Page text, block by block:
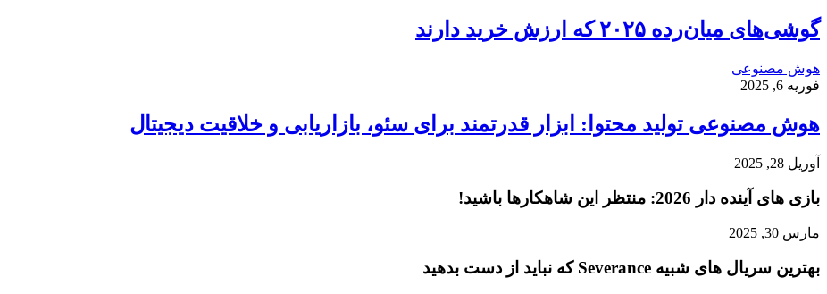
گوشی‌های میان‌رده ۲۰۲۵ که ارزش خرید دارند
هوش مصنوعی
فوریه 6, 2025
هوش مصنوعی تولید محتوا: ابزار قدرتمند برای سئو، بازاریابی و خلاقیت دیجیتال
آوریل 28, 2025
بازی‌ های آینده دار 2026: منتظر این شاهکارها باشید!
مارس 30, 2025
بهترین سریال های شبیه Severance که نباید از دست بدهید